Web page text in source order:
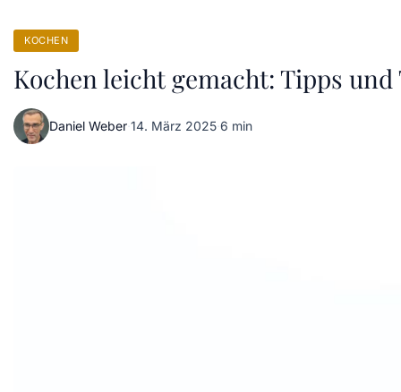
KOCHEN
Kochen leicht gemacht: Tipps
Daniel Weber·14. März 2025·6 min